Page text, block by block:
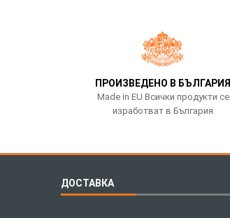
ПРОИЗВЕДЕНО В БЪЛГАРИЯ
Made in EU Всички продукти се
изработват в България
ДОСТАВКА